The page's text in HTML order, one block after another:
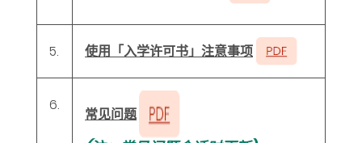
5. 使用「入学许可书」注意事项
6.
常见问题